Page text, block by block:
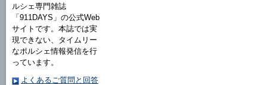
ルシェ専門雑誌
「911DAYS」の公式Web
サイトです。本誌では実
現できない、タイムリー
なポルシェ情報発信を行
っています。
よくあるご質問と回答